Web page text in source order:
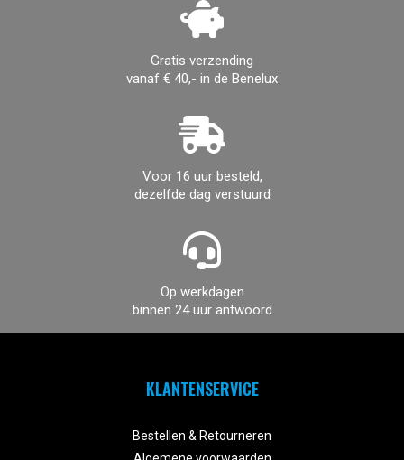
Gratis verzending
vanaf € 40,- in de Benelux
Voor 16 uur besteld,
dezelfde dag verstuurd
Op werkdagen
binnen 24 uur antwoord
KLANTENSERVICE
Bestellen & Retourneren